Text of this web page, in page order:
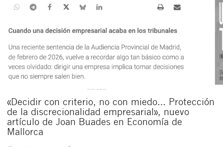
«Decidir con criterio, no con miedo… Protección
de la discrecionalidad empresarial», nuevo
artículo de Joan Buades en Economía de
Mallorca